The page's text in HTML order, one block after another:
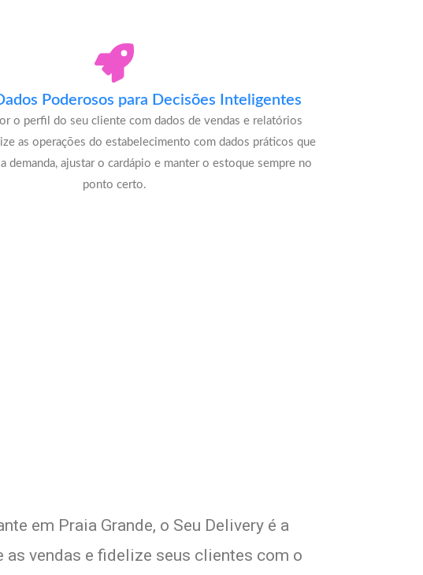
Poderosos para Decisões Inteligentes
o perfil do seu cliente com dados de vendas e relatórios
as operações do estabelecimento com dados práticos que
demanda, ajustar o cardápio e manter o estoque sempre no
ponto certo.
em Praia Grande, o Seu Delivery é a
vendas e fidelize seus clientes com o